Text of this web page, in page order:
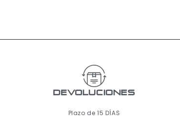
Devoluciones
Plazo de 15 DÍAS